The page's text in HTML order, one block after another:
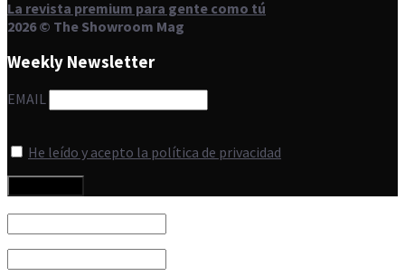
La revista premium para gente como tú
2026 © The Showroom Mag
Weekly Newsletter
EMAIL
He leído y acepto la política de privacidad